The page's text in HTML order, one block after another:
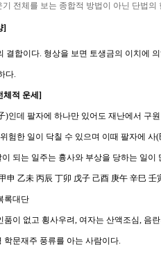
전체를 보는 종합적 방법이 아닌 단법의
]
합이다. 형상을 보면 토생금의 이치에
다.
체적 운세]
데 팔자에 하나만 있어도 재난에서 구원
한 일이 닥칠 수 있으며 이때 팔자에 사(
되는 일주는 흉사와 부상을 당하는 일이
乙未 丙辰 丁卯 戊子 己酉 庚午 辛巳 壬
록대단
이 없고 횡사우려, 여자는 산액조심, 음
문재주 풍류를 아는 사람이다.